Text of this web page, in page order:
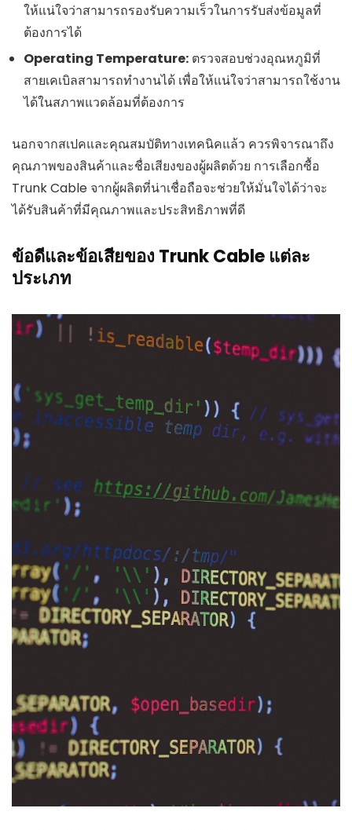
ให้แน่ใจว่าสามารถรองรับความเร็วในการรับส่งข้อมูลที่
ต้องการได้
Operating Temperature: ตรวจสอบช่วงอุณหภูมิที่
สายเคเบิลสามารถทำงานได้ เพื่อให้แน่ใจว่าสามารถใช้งาน
ได้ในสภาพแวดล้อมที่ต้องการ
นอกจากสเปคและคุณสมบัติทางเทคนิคแล้ว ควรพิจารณาถึง
คุณภาพของสินค้าและชื่อเสียงของผู้ผลิตด้วย การเลือกซื้อ
Trunk Cable จากผู้ผลิตที่น่าเชื่อถือจะช่วยให้มั่นใจได้ว่าจะ
ได้รับสินค้าที่มีคุณภาพและประสิทธิภาพที่ดี
ข้อดีและข้อเสียของ Trunk Cable แต่ละ
ประเภท